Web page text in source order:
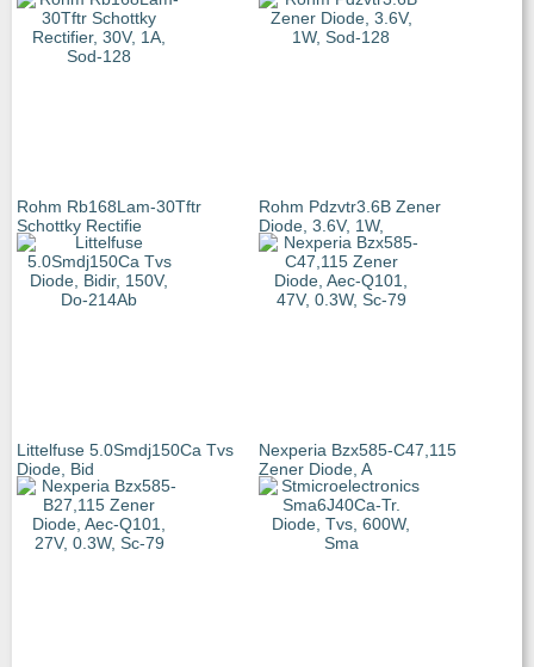
Rohm Rb168Lam-30Tftr
Schottky Rectifie
Rohm Pdzvtr3.6B Zener
Diode, 3.6V, 1W,
Littelfuse 5.0Smdj150Ca Tvs
Diode, Bid
Nexperia Bzx585-C47,115
Zener Diode, A